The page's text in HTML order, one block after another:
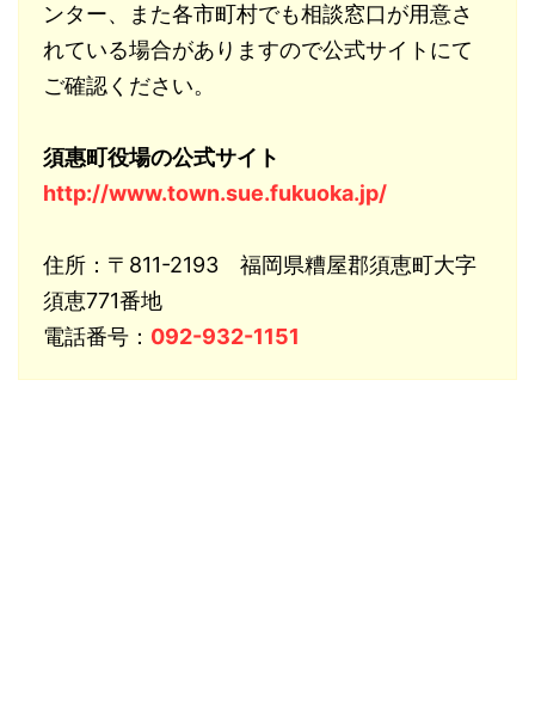
ンター、また各市町村でも相談窓口が用意さ
れている場合がありますので公式サイトにて
ご確認ください。
須惠町役場の公式サイト
http://www.town.sue.fukuoka.jp/
住所：〒811-2193 福岡県糟屋郡須恵町大字
須恵771番地
電話番号： 092-932-1151